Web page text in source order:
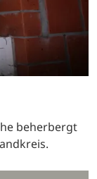
beherbergt